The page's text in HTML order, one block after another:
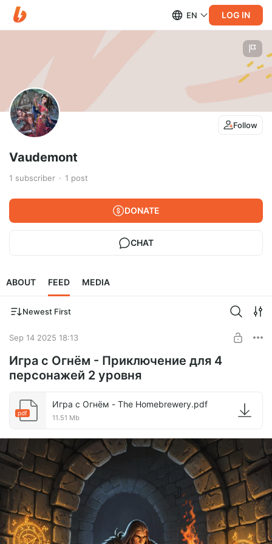
EN LOG IN
Follow
Vaudemont
1 subscriber 1 post
DONATE
CHAT
ABOUT FEED MEDIA
Newest First
Sep 14 2025 18:13
Игра с Огнём - Приключение для 4
персонажей 2 уровня
pdf
Игра с Огнём - The Homebrewery.pdf
11.51 Mb